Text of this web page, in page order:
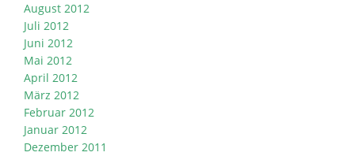
August 2012
Juli 2012
Juni 2012
Mai 2012
April 2012
März 2012
Februar 2012
Januar 2012
Dezember 2011